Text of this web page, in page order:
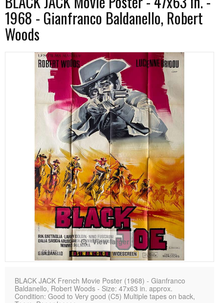
1968 - Gianfranco Baldanello, Robert
Woods
View larger
BLACK JACK French Movie Poster (1968) - Gianfranco
Baldanello, Robert Woods - Size: 47x63 in. approx.
Condition: Good to Very good (C5) Multiple tapes on back,